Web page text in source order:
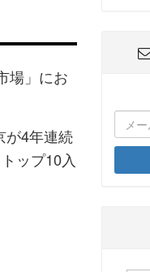
場」にお
が4年連続
ップ10入